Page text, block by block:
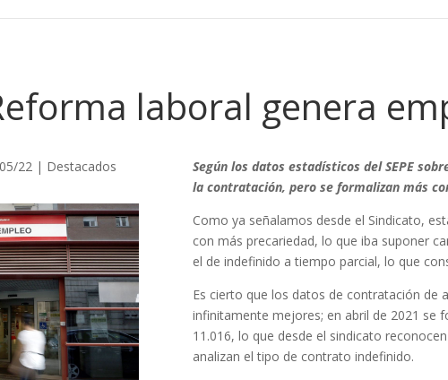
laboral genera
22 | Destacados
Según los datos estadísticos del SEPE
la contratación, pero se formalizan más
Como ya señalamos desde el Sindicato,
con más precariedad, lo que iba suponer
el de indefinido a tiempo parcial, lo que
Es cierto que los datos de contratación de
infinitamente mejores; en abril de 2021 se
11.016, lo que desde el sindicato
analizan el tipo de contrato indefinido.